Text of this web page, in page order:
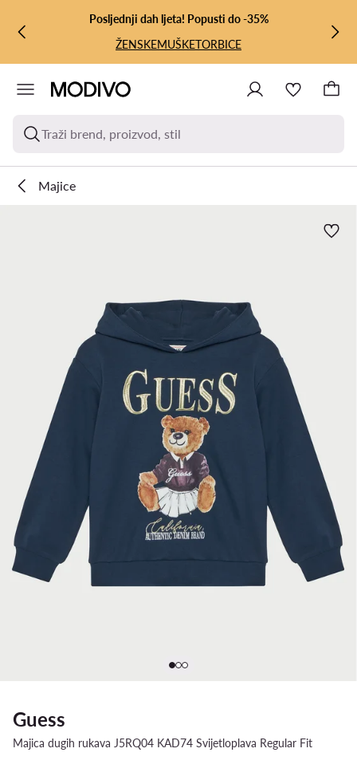
PRIJEĐI NA GLAVNI SADRŽAJ
PRIJEĐI NA PRETRAŽIVANJE
Posljednji dah ljeta! Popusti do -35%
ŽENSKEMUŠKETORBICE
Traži brend, proizvod, stil
Majice
Guess
Majica dugih rukava J5RQ04 KAD74 Svijetloplava Regular Fit